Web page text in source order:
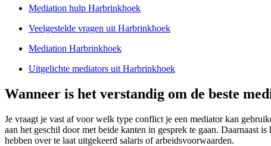
Mediation hulp Harbrinkhoek
Veelgestelde vragen uit Harbrinkhoek
Mediation Harbrinkhoek
Uitgelichte mediators uit Harbrinkhoek
Wanneer is het verstandig om de beste
Je vraagt je vast af voor welk type conflict je een mediator kan
aan het geschil door met beide kanten in gesprek te gaan. Daarnaast
hebben over te laat uitgekeerd salaris of arbeidsvoorwaarden.